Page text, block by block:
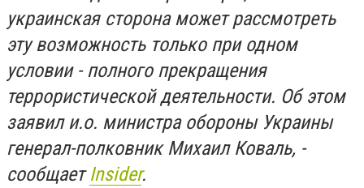
украинская сторона может рассмотреть
эту возможность только при одном
условии - полного прекращения
террористической деятельности. Об этом
заявил и.о. министра обороны Украины
генерал-полковник Михаил Коваль, -
сообщаетInsider.